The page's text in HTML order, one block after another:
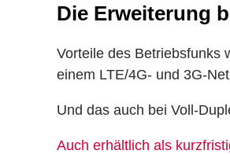
Die Erweiterung
Vorteile des Betriebsfunks
einem LTE/4G- und 3G-
Und das auch bei Voll-
Auch erhältlich als